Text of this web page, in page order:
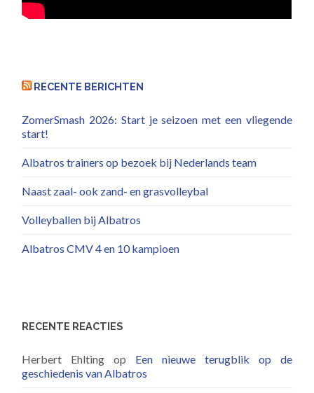
RECENTE BERICHTEN
ZomerSmash 2026: Start je seizoen met een vliegende
start!
Albatros trainers op bezoek bij Nederlands team
Naast zaal- ook zand- en grasvolleybal
Volleyballen bij Albatros
Albatros CMV 4 en 10 kampioen
RECENTE REACTIES
Herbert Ehlting op Een nieuwe terugblik op de
geschiedenis van Albatros